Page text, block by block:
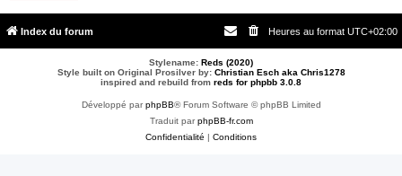
Index du forum Heures au format UTC+02:00
Stylename: Reds (2020)
Style built on Original Prosilver by: Christian Esch aka Chris1278
inspired and rebuild from reds for phpbb 3.0.8
Développé parphpBB® Forum Software © phpBB Limited
Traduit parphpBB-fr.com
Confidentialité
Conditions